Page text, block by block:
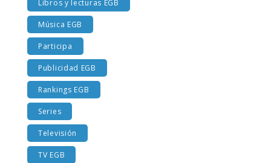
Libros y lecturas EGB
Música EGB
Participa
Publicidad EGB
Rankings EGB
Series
Televisión